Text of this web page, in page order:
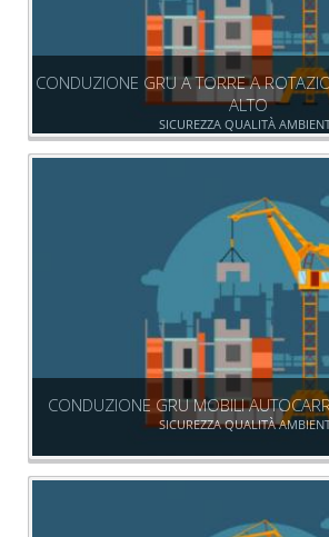
CONDUZIONE GRU A TORRE A
ALTO
SICUREZZA QUALITÀ
CONDUZIONE GRU MOBILI
SICUREZZA QUALITÀ